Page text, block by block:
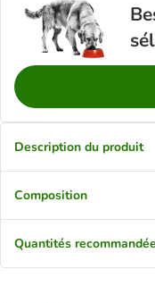
Description du produit
Composition
Quantités